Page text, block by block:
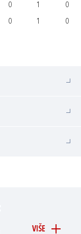
0 1 0
0 1 0
VIŠE